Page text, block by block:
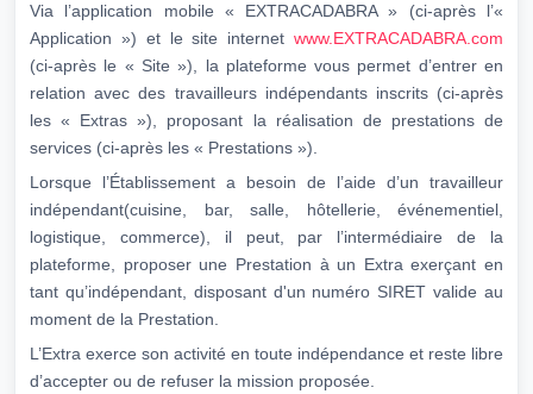
Via l’application mobile « EXTRACADABRA » (ci-après l’«
Application ») et le site internet www.EXTRACADABRA.com
(ci-après le « Site »), la plateforme vous permet d’entrer en
relation avec des travailleurs indépendants inscrits (ci-après
les « Extras »), proposant la réalisation de prestations de
services (ci-après les « Prestations »).
Lorsque l’Établissement a besoin de l’aide d’un travailleur
indépendant(cuisine, bar, salle, hôtellerie, événementiel,
logistique, commerce), il peut, par l’intermédiaire de la
plateforme, proposer une Prestation à un Extra exerçant en
tant qu’indépendant, disposant d'un numéro SIRET valide au
moment de la Prestation.
L’Extra exerce son activité en toute indépendance et reste libre
d’accepter ou de refuser la mission proposée.